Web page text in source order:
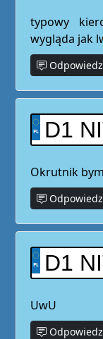
typowy
wygląda jak
Odpowiedz
D1
Okrutnik
Odpowiedz
D1
UwU
Odpowiedz